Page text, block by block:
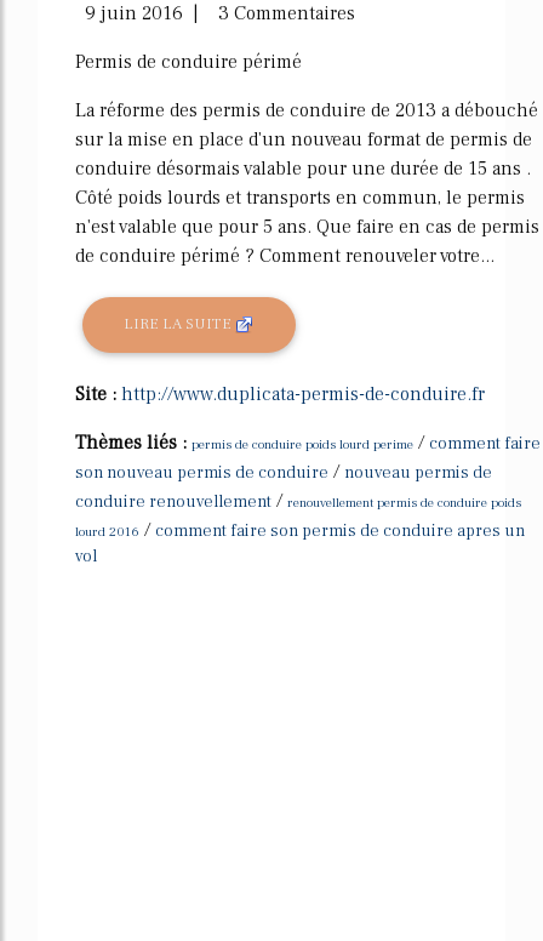
9 juin 2016 | 3 Commentaires
Permis de conduire périmé
La réforme des permis de conduire de 2013 a débouché
sur la mise en place d'un nouveau format de permis de
conduire désormais valable pour une durée de 15 ans .
Côté poids lourds et transports en commun, le permis
n'est valable que pour 5 ans. Que faire en cas de permis
de conduire périmé ? Comment renouveler votre...
LIRE LA SUITE
Site : http://www.duplicata-permis-de-conduire.fr
Thèmes liés : permis de conduire poids lourd perime / comment faire
son nouveau permis de conduire / nouveau permis de
conduire renouvellement / renouvellement permis de conduire poids
lourd 2016 / comment faire son permis de conduire apres un
vol